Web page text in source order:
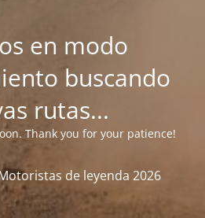
en modo
buscando
rutas...
Thank you for your patience!
de leyenda 2026